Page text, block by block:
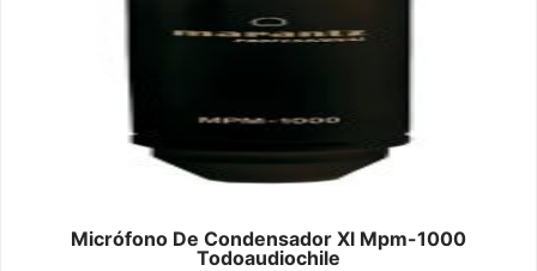
Micrófono De Condensador Xl Mpm-1000
Todoaudiochile